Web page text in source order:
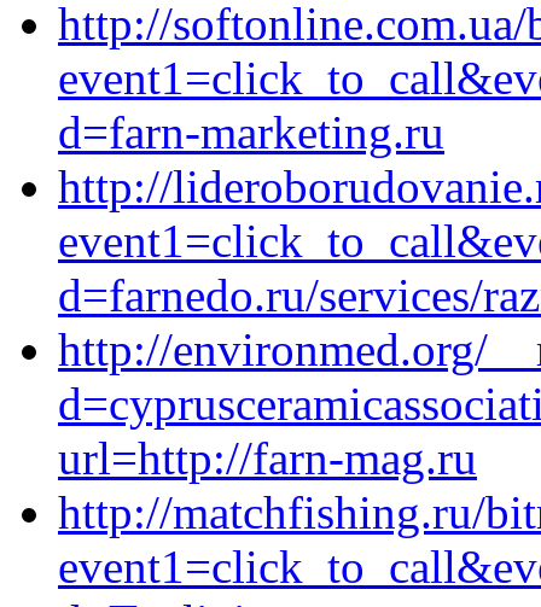
http://
d=farn-marketing.ru
http://
d=farnedo.ru/services/
http://environmed.org/
url=http://farn-mag.ru
http://matchfishing.ru/